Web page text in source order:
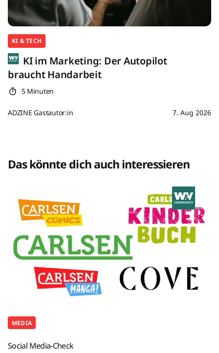
KI & TECH
KI im Marketing: Der Autopilot
braucht Handarbeit
5 Minuten
ADZINE Gastautor:in 7. Aug 2026
Das könnte dich auch interessieren
MEDIA
Social Media-Check